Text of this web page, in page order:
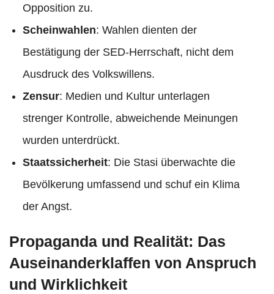
Opposition zu.
Scheinwahlen: Wahlen dienten der
Bestätigung der SED-Herrschaft, nicht dem
Ausdruck des Volkswillens.
Zensur: Medien und Kultur unterlagen
strenger Kontrolle, abweichende Meinungen
wurden unterdrückt.
Staatssicherheit: Die Stasi überwachte die
Bevölkerung umfassend und schuf ein Klima
der Angst.
Propaganda und Realität: Das
Auseinanderklaffen von Anspruch
und Wirklichkeit